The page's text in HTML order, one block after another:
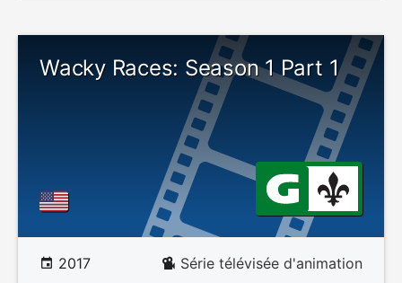
Wacky Races: Season 1 Part 1
2017 Série télévisée d'animation